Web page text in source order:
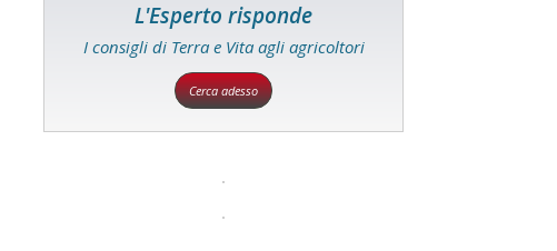
L'Esperto risponde
I consigli di Terra e Vita agli agricoltori
Cerca adesso